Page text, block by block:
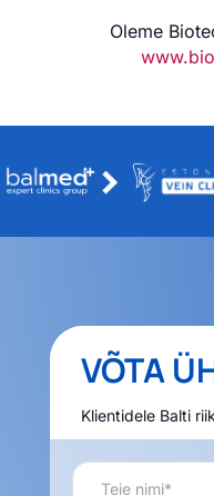
Oleme
VÕTA
Klientidele Balti